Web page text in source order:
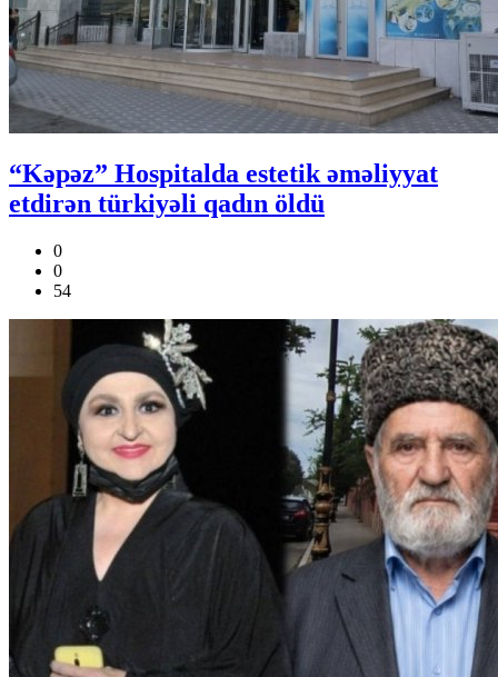
“Kəpəz” Hospitalda estetik əməliyyat
etdirən türkiyəli qadın öldü
0
0
54